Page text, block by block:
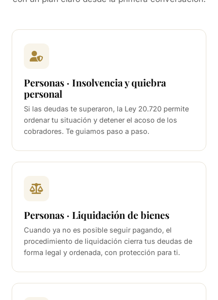
Personas · Insolvencia y quiebra
personal
Si las deudas te superaron, la Ley 20.720 permite
ordenar tu situación y detener el acoso de los
cobradores. Te guiamos paso a paso.
Personas · Liquidación de bienes
Cuando ya no es posible seguir pagando, el
procedimiento de liquidación cierra tus deudas de
forma legal y ordenada, con protección para ti.